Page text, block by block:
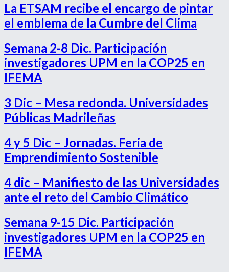
La ETSAM recibe el encargo de pintar
el emblema de la Cumbre del Clima
Semana 2-8 Dic. Participación
investigadores UPM en la COP25 en
IFEMA
3 Dic – Mesa redonda. Universidades
Públicas Madrileñas
4 y 5 Dic – Jornadas. Feria de
Emprendimiento Sostenible
4 dic – Manifiesto de las Universidades
ante el reto del Cambio Climático
Semana 9-15 Dic. Participación
investigadores UPM en la COP25 en
IFEMA